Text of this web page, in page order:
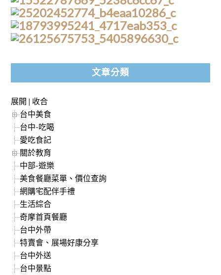
文章分類
展開 | 收合
台中美食
台中-吃喝
愛吃食記
關於教育
中部-遊樂
美食餐廳菜單、價位查詢
網購宅配伴手禮
生活綜合
奇摩首頁餐廳
台中外帶
特賣會、展場好康分享
台中外送
台中景點